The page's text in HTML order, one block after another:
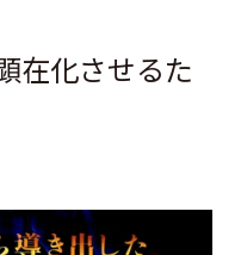
在化させるた